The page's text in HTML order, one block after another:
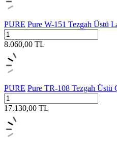
PURE Pure W-151 Tezgah Üstü
8.060,00 TL
PURE Pure TR-108 Tezgah Üstü
17.130,00 TL